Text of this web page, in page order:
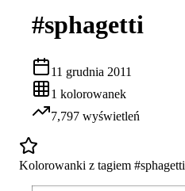
#sphagetti
11 grudnia 2011
1 kolorowanek
7,797 wyświetleń
Kolorowanki z tagiem #sphagetti